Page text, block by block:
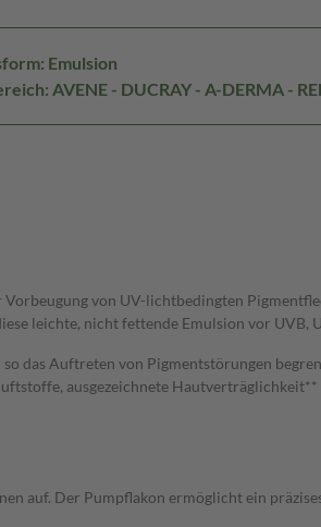
Emulsion
AVENE - DUCRAY - A-DERMA -
von UV-lichtbedingten
leichte, nicht fettende Emulsion vor UVB,
Auftreten von Pigmentstörungen
ausgezeichnete
auf. Der Pumpflakon ermöglicht ein